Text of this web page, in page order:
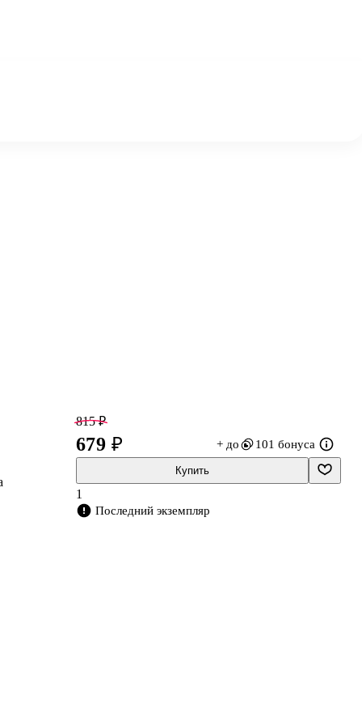
815 ₽
679 ₽ + до 101 бонуса
Купить
1
Последний экземпляр